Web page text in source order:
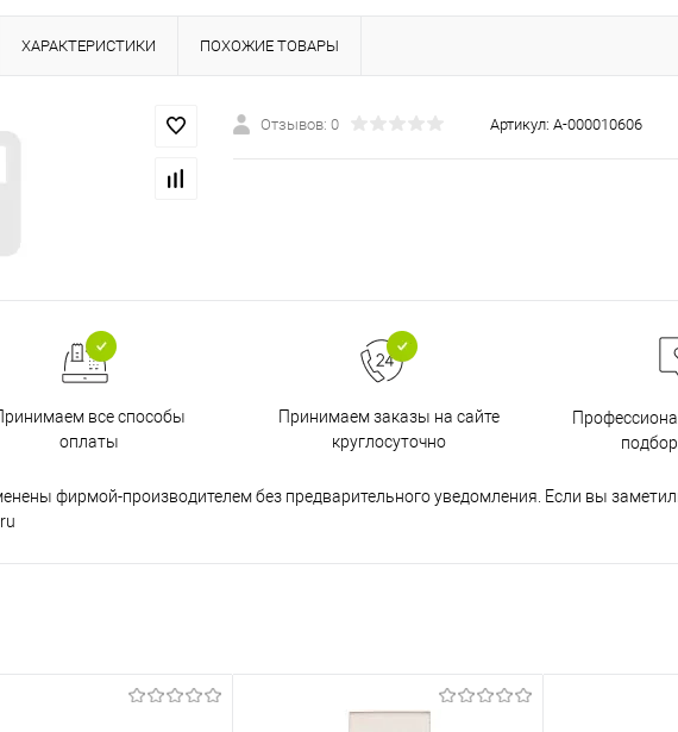
ХАРАКТЕРИСТИКИ ПОХОЖИЕ ТОВАРЫ
Отзывов: 0 Артикул: А-000010606
все способы
оплаты
Принимаем заказы на сайте
круглосуточно
фирмой-производителем без предварительного уведомления. Если вы